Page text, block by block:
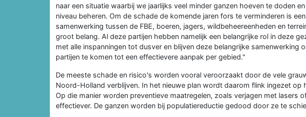
naar een situatie waarbij we jaarlijks veel minder ganzen hoeven te doden
niveau beheren. Om de schade de komende jaren fors te verminderen is
samenwerking tussen de FBE, boeren, jagers, wildbeheereenheden en
groot belang. Al deze partijen hebben namelijk een belangrijke rol in deze
met alle inspanningen tot dusver en blijven deze belangrijke samenwerking
partijen te komen tot een effectievere aanpak per gebied."
De meeste schade en risico's worden vooral veroorzaakt door de vele
Noord-Holland verblijven. In het nieuwe plan wordt daarom flink ingezet op
Op die manier worden preventieve maatregelen, zoals verjagen met lasers
effectiever. De ganzen worden bij populatiereductie gedood door ze te